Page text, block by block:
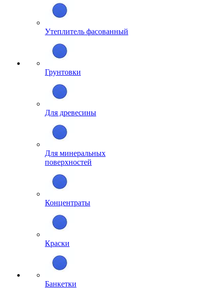
Утеплитель фасованный
Грунтовки
Для древесины
Для минеральных
поверхностей
Концентраты
Краски
Банкетки